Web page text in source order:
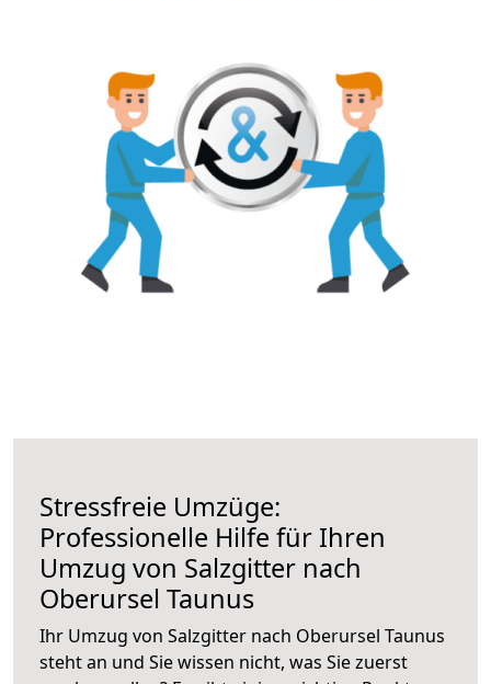
Stressfreie Umzüge:
Professionelle Hilfe für Ihren
Umzug von Salzgitter nach
Oberursel Taunus
Ihr Umzug von Salzgitter nach Oberursel Taunus
steht an und Sie wissen nicht, was Sie zuerst